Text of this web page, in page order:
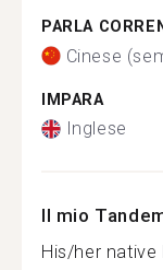
PARLA
Cinese
IMPARA
Inglese
Il mio
His/her native